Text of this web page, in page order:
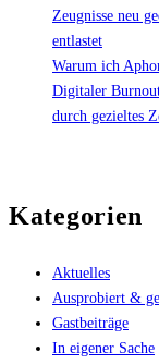
Zeugnisse neu
entlastet
Warum ich
Digitaler
durch gezieltes
Kategorien
Aktuelles
Ausprobiert &
Gastbeiträge
In eigener Sache